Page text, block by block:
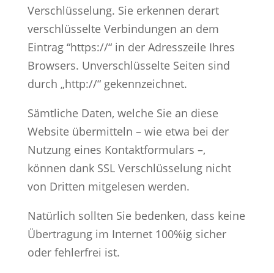
Verschlüsselung. Sie erkennen derart
verschlüsselte Verbindungen an dem
Eintrag “https://“ in der Adresszeile Ihres
Browsers. Unverschlüsselte Seiten sind
durch „http://“ gekennzeichnet.
Sämtliche Daten, welche Sie an diese
Website übermitteln – wie etwa bei der
Nutzung eines Kontaktformulars –,
können dank SSL Verschlüsselung nicht
von Dritten mitgelesen werden.
Natürlich sollten Sie bedenken, dass keine
Übertragung im Internet 100%ig sicher
oder fehlerfrei ist.